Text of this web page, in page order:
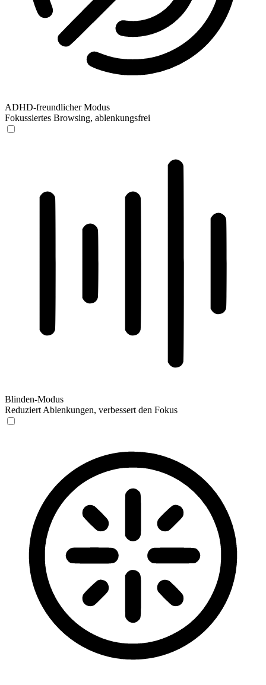
ADHD-freundlicher Modus
Fokussiertes Browsing, ablenkungsfrei
Blinden-Modus
Reduziert Ablenkungen, verbessert den Fokus